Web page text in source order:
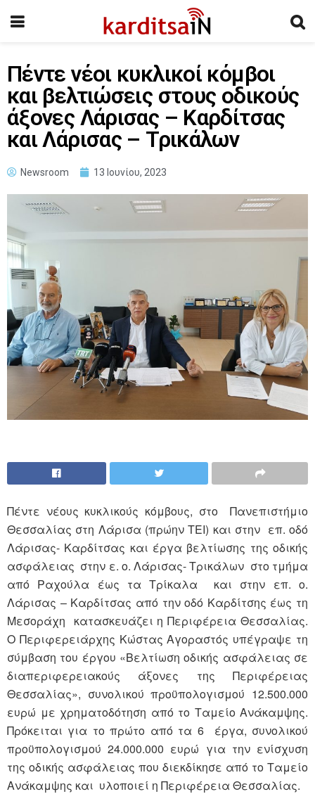
Πέντε νέοι κυκλικοί κόμβοι
και βελτιώσεις στους οδικούς
άξονες Λάρισας – Καρδίτσας
και Λάρισας – Τρικάλων
Newsroom 13 Ιουνίου, 2023
Πέντε νέους κυκλικούς κόμβους, στο Πανεπιστήμιο
Θεσσαλίας στη Λάρισα (πρώην ΤΕΙ) και στην επ. οδό
Λάρισας- Καρδίτσας και έργα βελτίωσης της οδικής
ασφάλειας στην ε. ο. Λάρισας- Τρικάλων στο τμήμα
από Ραχούλα έως τα Τρίκαλα και στην επ. ο.
Λάρισας – Καρδίτσας από την οδό Καρδίτσης έως τη
Μεσοράχη κατασκευάζει η Περιφέρεια Θεσσαλίας.
Ο Περιφερειάρχης Κώστας Αγοραστός υπέγραψε τη
σύμβαση του έργου «Βελτίωση οδικής ασφάλειας σε
διαπεριφερειακούς άξονες της Περιφέρειας
Θεσσαλίας», συνολικού προϋπολογισμού 12.500.000
ευρώ με χρηματοδότηση από το Ταμείο Ανάκαμψης.
Πρόκειται για το πρώτο από τα 6 έργα, συνολικού
προϋπολογισμού 24.000.000 ευρώ για την ενίσχυση
της οδικής ασφάλειας που διεκδίκησε από το Ταμείο
Ανάκαμψης και υλοποιεί η Περιφέρεια Θεσσαλίας.